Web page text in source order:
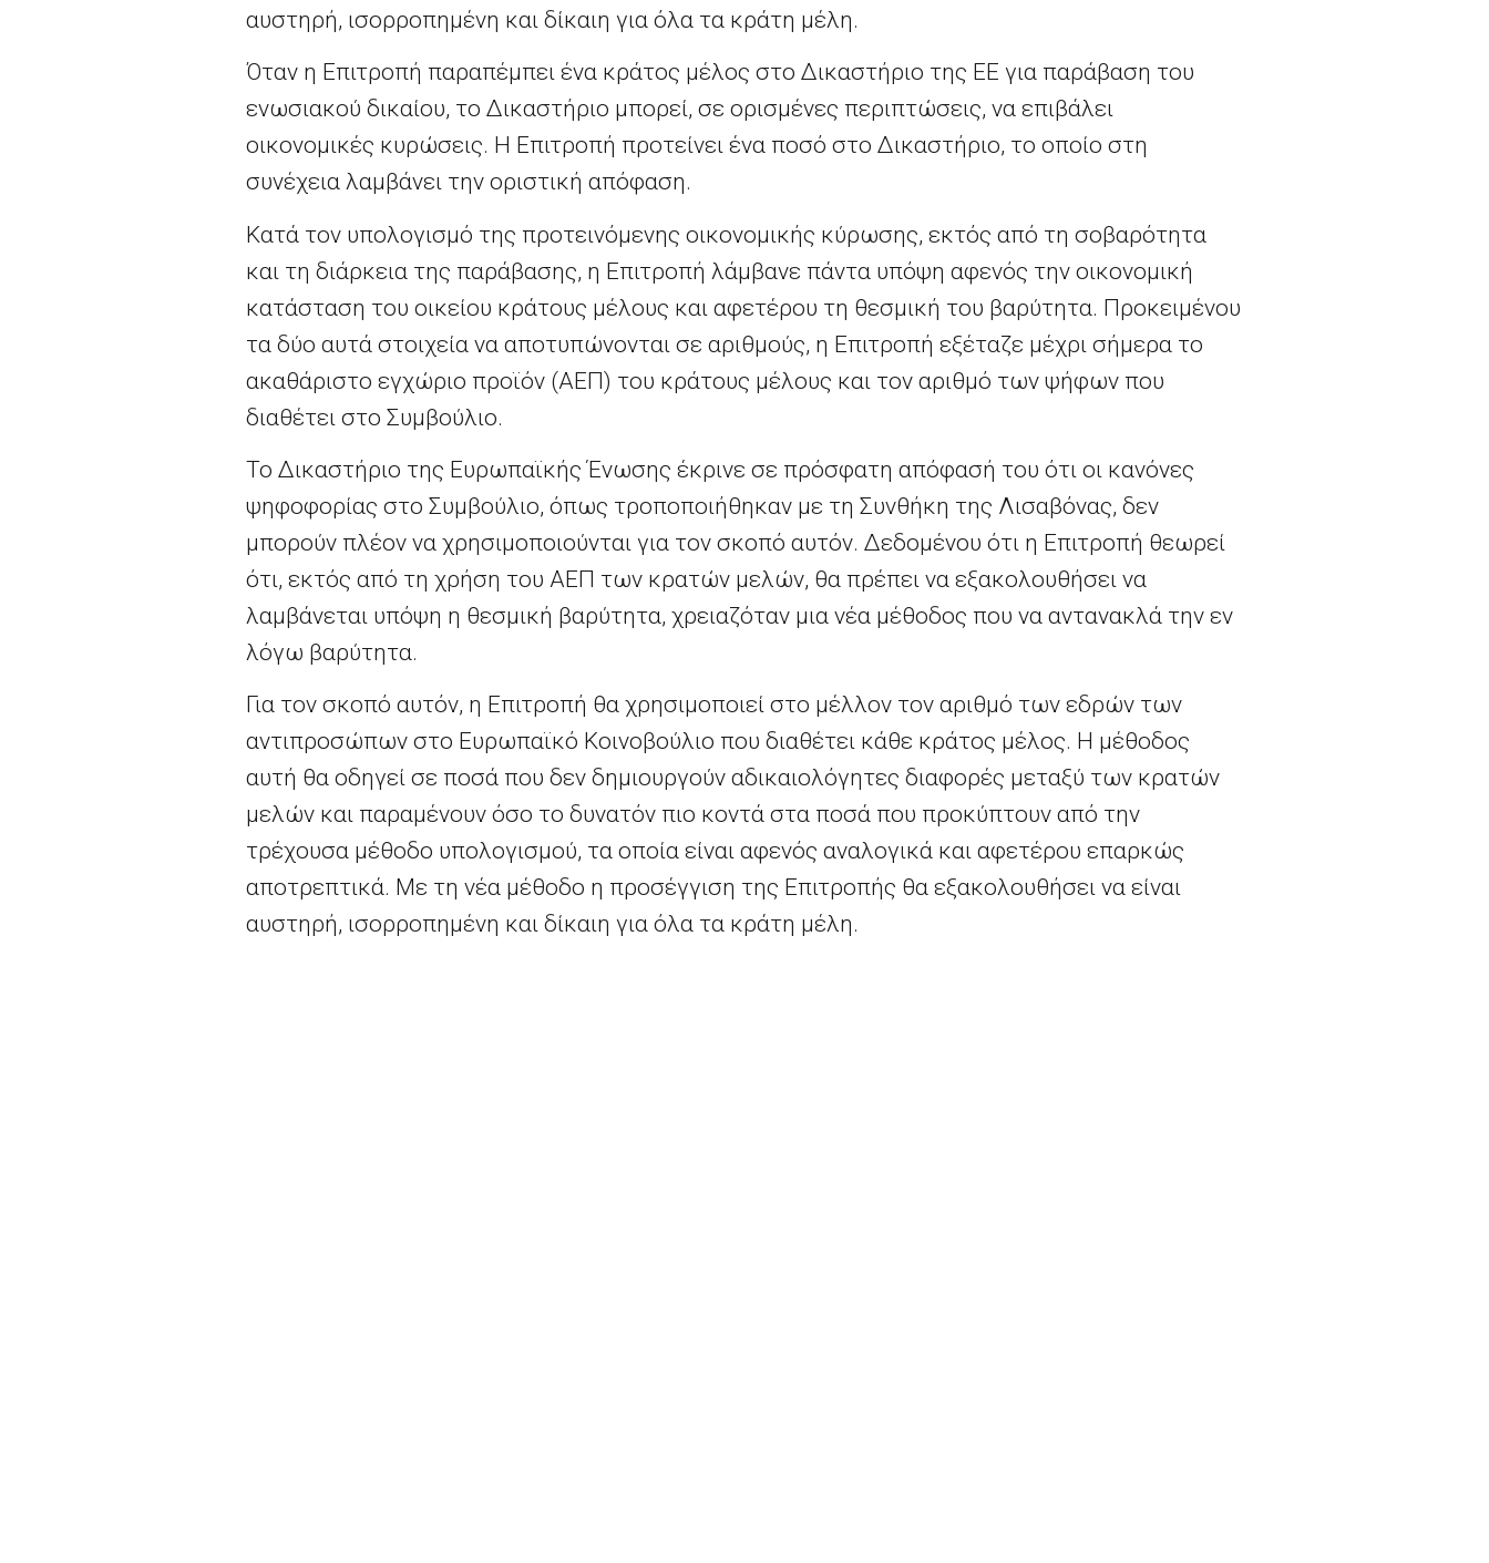
αυστηρή, ισορροπημένη και δίκαιη για όλα τα κράτη μέλη.
Όταν η Επιτροπή παραπέμπει ένα κράτος μέλος στο Δικαστήριο της ΕΕ για παράβαση του
ενωσιακού δικαίου, το Δικαστήριο μπορεί, σε ορισμένες περιπτώσεις, να επιβάλει
οικονομικές κυρώσεις. Η Επιτροπή προτείνει ένα ποσό στο Δικαστήριο, το οποίο στη
συνέχεια λαμβάνει την οριστική απόφαση.
Κατά τον υπολογισμό της προτεινόμενης οικονομικής κύρωσης, εκτός από τη σοβαρότητα
και τη διάρκεια της παράβασης, η Επιτροπή λάμβανε πάντα υπόψη αφενός την οικονομική
κατάσταση του οικείου κράτους μέλους και αφετέρου τη θεσμική του βαρύτητα. Προκειμένου
τα δύο αυτά στοιχεία να αποτυπώνονται σε αριθμούς, η Επιτροπή εξέταζε μέχρι σήμερα το
ακαθάριστο εγχώριο προϊόν (ΑΕΠ) του κράτους μέλους και τον αριθμό των ψήφων που
διαθέτει στο Συμβούλιο.
Το Δικαστήριο της Ευρωπαϊκής Ένωσης έκρινε σε πρόσφατη απόφασή του ότι οι κανόνες
ψηφοφορίας στο Συμβούλιο, όπως τροποποιήθηκαν με τη Συνθήκη της Λισαβόνας, δεν
μπορούν πλέον να χρησιμοποιούνται για τον σκοπό αυτόν. Δεδομένου ότι η Επιτροπή θεωρεί
ότι, εκτός από τη χρήση του ΑΕΠ των κρατών μελών, θα πρέπει να εξακολουθήσει να
λαμβάνεται υπόψη η θεσμική βαρύτητα, χρειαζόταν μια νέα μέθοδος που να αντανακλά την εν
λόγω βαρύτητα.
Για τον σκοπό αυτόν, η Επιτροπή θα χρησιμοποιεί στο μέλλον τον αριθμό των εδρών των
αντιπροσώπων στο Ευρωπαϊκό Κοινοβούλιο που διαθέτει κάθε κράτος μέλος. Η μέθοδος
αυτή θα οδηγεί σε ποσά που δεν δημιουργούν αδικαιολόγητες διαφορές μεταξύ των κρατών
μελών και παραμένουν όσο το δυνατόν πιο κοντά στα ποσά που προκύπτουν από την
τρέχουσα μέθοδο υπολογισμού, τα οποία είναι αφενός αναλογικά και αφετέρου επαρκώς
αποτρεπτικά. Με τη νέα μέθοδο η προσέγγιση της Επιτροπής θα εξακολουθήσει να είναι
αυστηρή, ισορροπημένη και δίκαιη για όλα τα κράτη μέλη.